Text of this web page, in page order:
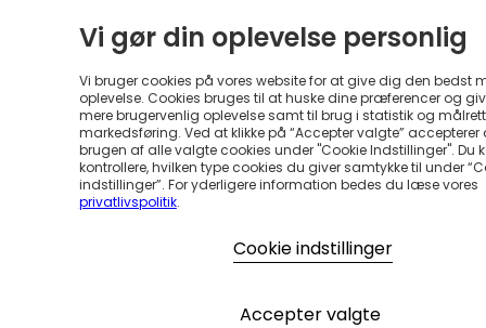
Vi gør din oplevelse personlig
Vi bruger cookies på vores website for at give dig den bedst
oplevelse. Cookies bruges til at huske dine præferencer og
mere brugervenlig oplevelse samt til brug i statistik og
markedsføring. Ved at klikke på “Accepter valgte” accepterer
brugen af alle valgte cookies under "Cookie Indstillinger". Du
kontrollere, hvilken type cookies du giver samtykke til under
indstillinger”. For yderligere information bedes du læse vores
privatlivspolitik.
Cookie indstillinger
Accepter valgte